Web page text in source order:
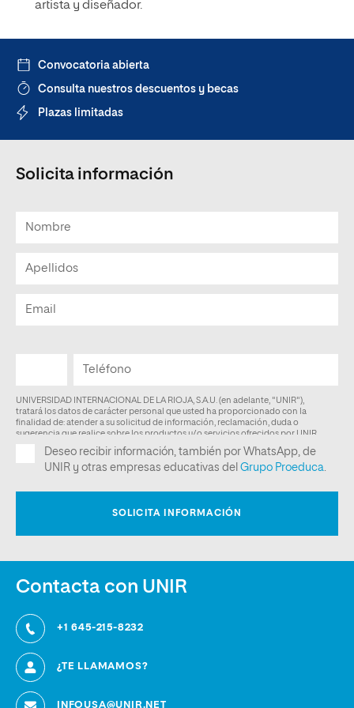
artista y diseñador.
Convocatoria abierta
Consulta nuestros descuentos y becas
Plazas limitadas
Solicita información
Contacta con UNIR
+1 645-215-8232
¿TE LLAMAMOS?
INFOUSA@UNIR.NET